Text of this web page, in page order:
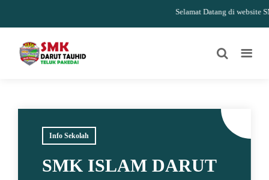
Selamat Datang di website
Info Sekolah
SMK ISLAM DARUT